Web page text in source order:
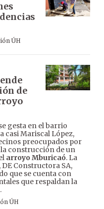
ÚH
de
gesta en el barrio
casi Mariscal López,
preocupados por
construcción de un
arroyo Mburicaó. La
Constructora SA,
que se cuenta con
que respaldan la
ÚH